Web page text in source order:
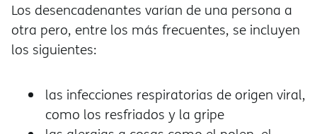
Los desencadenantes varían de una persona a
otra pero, entre los más frecuentes, se incluyen
los siguientes:
las infecciones respiratorias de origen viral,
como los resfriados y la gripe